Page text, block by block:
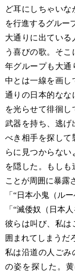
ど耳にしちゃいな
を行進するグルー
大通りに出てい
う喜びの歌。そ
年グループも大通
中とは一線を画し
通りの日本的なな
を光らせて徘徊
武器を持ち、逃げ
べき相手を探して
らに見つからな
を隠した。もし
ことが周囲に暴露
「“日本小鬼（ル
「“滅倭奴（日本
彼らは叫び、私は
囲まれてしまうだ
私は沿道の人ごみ
の姿を探した。